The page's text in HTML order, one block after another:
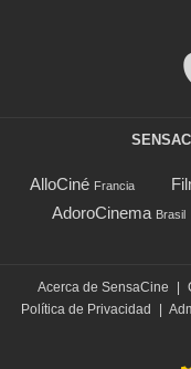
AlloCiné Francia
AdoroCinema Brasil
Acerca de SensaCine
Política de Privacidad